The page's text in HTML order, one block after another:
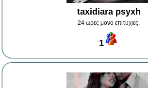
taxidiara psyxh
24 ωρες μονο επιτυχιες.
1